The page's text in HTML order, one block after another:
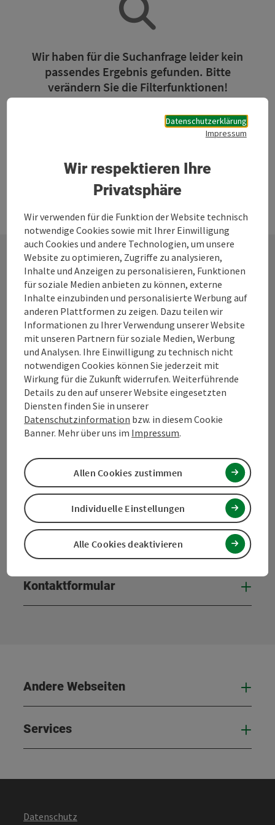
Wir haben für die Suchanfrage leider kein
passendes Ergebnis gefunden. Bitte
verändern Sie die Filterfunktionen!
Jetzt alle Filter zurücksetzen
Kontakt
Tourismusverband Mühlviertel
Hauptplatz 19
4190 Bad Leonfelden
+43 5 07263 - 100
InstagramFacebook
Kontaktformular
Andere Webseiten
Services
Datenschutz
Datenschutzerklärung
Impressum
Wir respektieren Ihre
Privatsphäre
Wir verwenden für die Funktion der Website technisch
notwendige Cookies sowie mit Ihrer Einwilligung
auch Cookies und andere Technologien, um unsere
Website zu optimieren, Zugriffe zu analysieren,
Inhalte und Anzeigen zu personalisieren, Funktionen
für soziale Medien anbieten zu können, externe
Inhalte einzubinden und personalisierte Werbung auf
anderen Plattformen zu zeigen. Dazu teilen wir
Informationen zu Ihrer Verwendung unserer Website
mit unseren Partnern für soziale Medien, Werbung
und Analysen. Ihre Einwilligung zu technisch nicht
notwendigen Cookies können Sie jederzeit mit
Wirkung für die Zukunft widerrufen. Weiterführende
Details zu den auf unserer Website eingesetzten
Diensten finden Sie in unserer
Datenschutzinformation bzw. in diesem Cookie
Banner. Mehr über uns im Impressum.
Alle Cookies deaktivieren
Individuelle Einstellungen
Allen Cookies zustimmen